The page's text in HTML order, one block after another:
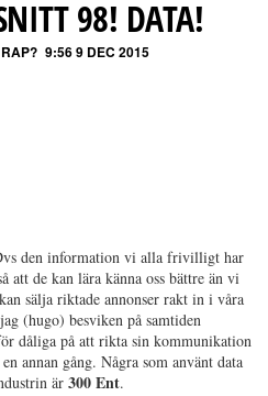
98! DATA!
9:56 9 DEC 2015
den information vi alla frivilligt har
att de kan lära känna oss bättre än vi
sälja riktade annonser rakt in i våra
(hugo) besviken på samtiden
dåliga på att rikta sin kommunikation
annan gång. Några som använt data
är 300 Ent.